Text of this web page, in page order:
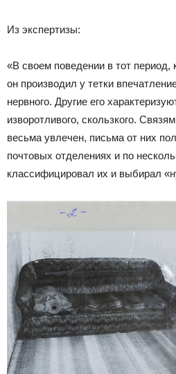
Из экспертизы:
«В своем поведении в тот период,
он производил у тетки
нервного. Другие его
изворотливого, скользкого.
весьма увлечен, письма от них
почтовых отделениях и по
классифицировал их и выбирал